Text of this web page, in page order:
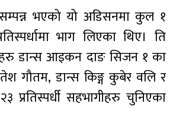
भएको यो अडिसनमा कुल १
भाग लिएका थिए। ति
डान्स आइकन दाङ सिजन १ का
गौतम, डान्स किङ्ग कुबेर वलि र
प्रतिस्पर्धी सहभागीहरु चुनिएका